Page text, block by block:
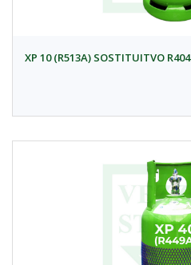
XP 10 (R513A) SOSTITUITVO R404